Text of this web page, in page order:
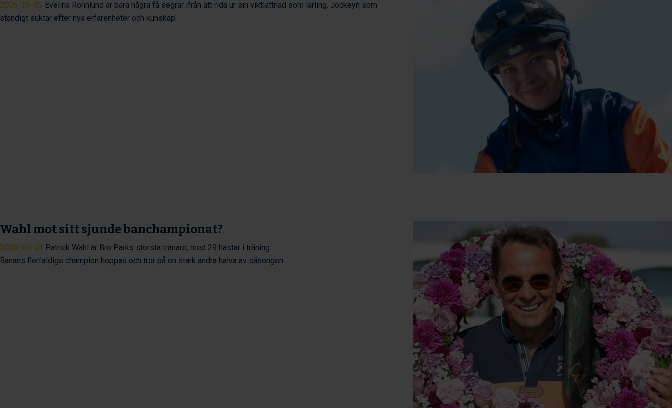
2025-10-05 Evelina Rönnlund är bara några få segrar ifrån att rida ur sin viktlättnad som lärling. Jockeyn som
ständigt suktar efter nya erfarenheter och kunskap.
Wahl mot sitt sjunde banchampionat?
2025-09-21 Patrick Wahl är Bro Parks största tränare, med 29 hästar i träning.
Banans flerfaldige champion hoppas och tror på en stark andra halva av säsongen.